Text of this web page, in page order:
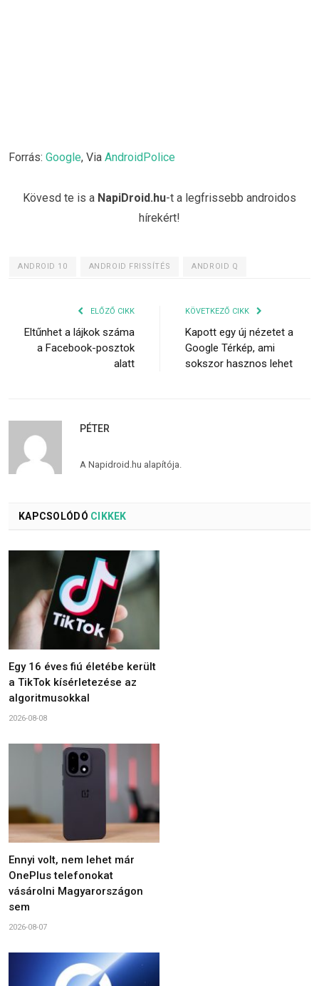
Forrás: Google, Via AndroidPolice
Kövesd te is a NapiDroid.hu-t a legfrissebb androidos
hírekért!
ANDROID 10 ANDROID FRISSÍTÉS ANDROID Q
ELŐZŐ CIKK
Eltűnhet a lájkok száma
a Facebook-posztok
alatt
KÖVETKEZŐ CIKK
Kapott egy új nézetet a
Google Térkép, ami
sokszor hasznos lehet
PÉTER
A Napidroid.hu alapítója.
KAPCSOLÓDÓ CIKKEK
Egy 16 éves fiú életébe került
a TikTok kísérletezése az
algoritmusokkal
2026-08-08
Ennyi volt, nem lehet már
OnePlus telefonokat
vásárolni Magyarországon
sem
2026-08-07